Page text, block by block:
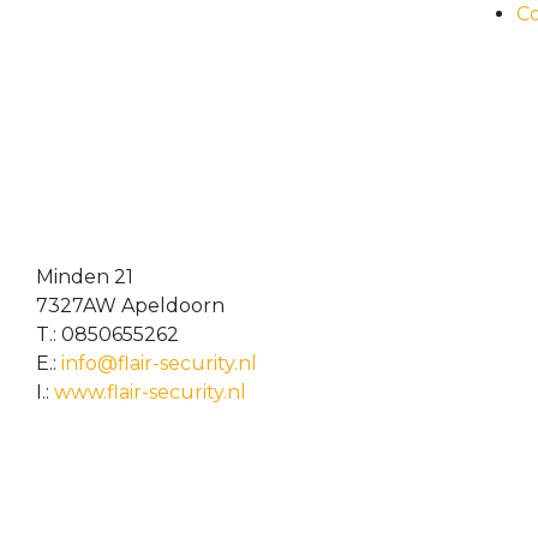
Minden 21
7327AW Apeldoorn
T.: 0850655262
E.: info@flair-security.nl
I.: www.flair-security.nl